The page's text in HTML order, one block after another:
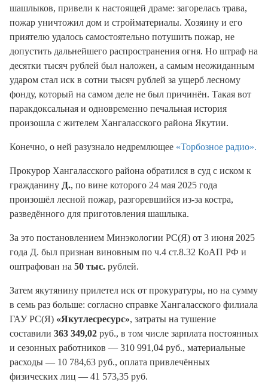
шашлыков, привели к настоящей драме: загорелась трава,
пожар уничтожил дом и стройматериалы. Хозяину и его
приятелю удалось самостоятельно потушить пожар, не
допустить дальнейшего распространения огня. Но штраф на
десятки тысяч рублей был наложен, а самым неожиданным
ударом стал иск в сотни тысяч рублей за ущерб лесному
фонду, который на самом деле не был причинён. Такая вот
паракдоксальная и одновременно печальная история
произошла с жителем Хангаласского района Якутии.
Конечно, о ней разузнало недремлющее «Торбозное радио».
Прокурор Хангаласского района обратился в суд с иском к
гражданину Д., по вине которого 24 мая 2025 года
произошёл лесной пожар, разгоревшийся из-за костра,
разведённого для приготовления шашлыка.
За это постановлением Минэкологии РС(Я) от 3 июня 2025
года Д. был признан виновным по ч.4 ст.8.32 КоАП РФ и
оштрафован на 50 тыс. рублей.
Затем якутянину прилетел иск от прокуратуры, но на сумму
в семь раз больше: согласно справке Хангаласского филиала
ГАУ РС(Я) «Якутлесресурс», затраты на тушение
составили 363 349,02 руб., в том числе зарплата постоянных
и сезонных работников — 310 991,04 руб., материальные
расходы — 10 784,63 руб., оплата привлечённых
физических лиц — 41 573,35 руб.